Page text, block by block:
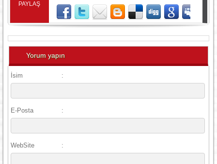
PAYLAŞ
Yorum yapın
İsim :
E-Posta :
WebSite :